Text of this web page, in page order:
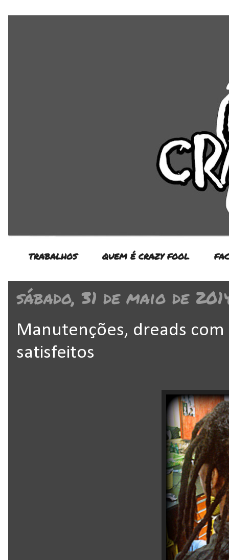
TRABALHOS QUEM É CRAZY FOOL
sábado, 31 de maio de
Manutenções, dreads
satisfeitos